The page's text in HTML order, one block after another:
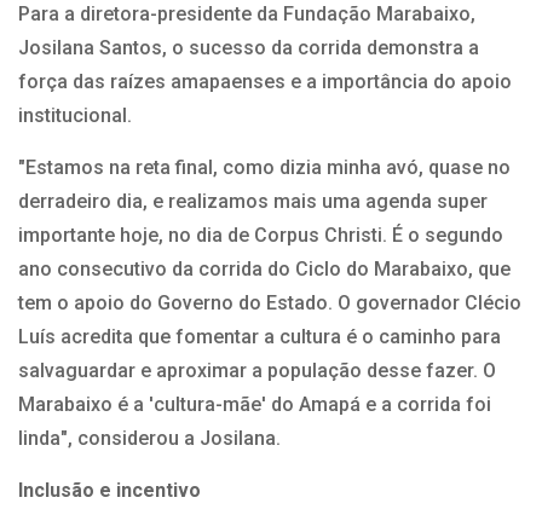
Para a diretora-presidente da Fundação Marabaixo,
Josilana Santos, o sucesso da corrida demonstra a
força das raízes amapaenses e a importância do apoio
institucional.
"Estamos na reta final, como dizia minha avó, quase no
derradeiro dia, e realizamos mais uma agenda super
importante hoje, no dia de Corpus Christi. É o segundo
ano consecutivo da corrida do Ciclo do Marabaixo, que
tem o apoio do Governo do Estado. O governador Clécio
Luís acredita que fomentar a cultura é o caminho para
salvaguardar e aproximar a população desse fazer. O
Marabaixo é a 'cultura-mãe' do Amapá e a corrida foi
linda", considerou a Josilana.
Inclusão e incentivo